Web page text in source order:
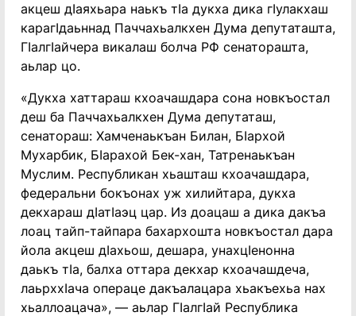
акцеш дӀаяхьара наькъ тӀа дукха дика гӀулакхаш
карагӀдаьннад Паччахьалкхен Дума депутаташта,
ГӀалгӀайчера викалаш болча РФ сенаторашта,
аьлар цо.
«Дукха хаттараш кхоачашдара сона новкъостал
деш ба Паччахьалкхен Дума депутаташ,
сенатораш: Хамченаькъан Билан, БӀархой
Мухарбик, БӀарахой Бек-хан, Татренаькъан
Муслим. Республикан хьашташ кхоачашдара,
федеральни бокъонах уж хилийтара, дукха
декхараш дӀатӀаэц цар. Из доацаш а дика дакъа
лоац тайп-тайпара бахархошта новкъостал дара
йола акцеш дӀахьош, дешара, унахцӀенонна
даькъ тӀа, балха оттара декхар кхоачашдеча,
лаьрххӀача операце дакъалацара хьакъехьа нах
хьаллоацача», — аьлар ГӀалгӀай Республика